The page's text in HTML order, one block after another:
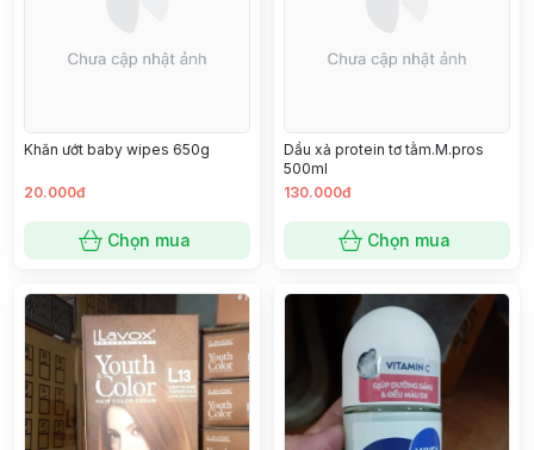
Khăn ướt baby wipes 650g
20.000đ
Chọn mua
Dầu xả protein tơ tằm.M.pros
500ml
130.000đ
Chọn mua